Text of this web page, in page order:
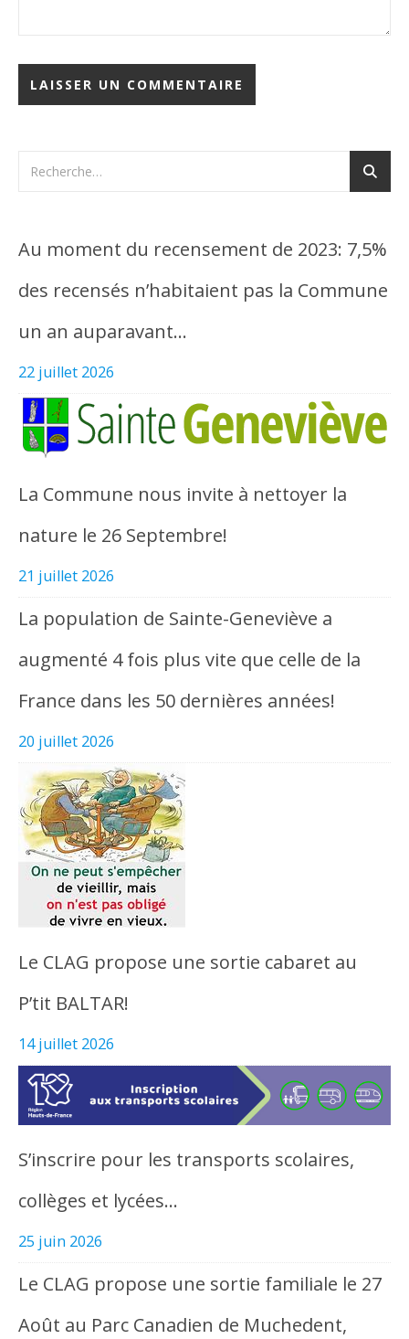
Au moment du recensement de 2023: 7,5%
des recensés n’habitaient pas la Commune
un an auparavant…
22 juillet 2026
La Commune nous invite à nettoyer la
nature le 26 Septembre!
21 juillet 2026
La population de Sainte-Geneviève a
augmenté 4 fois plus vite que celle de la
France dans les 50 dernières années!
20 juillet 2026
Le CLAG propose une sortie cabaret au
P’tit BALTAR!
14 juillet 2026
S’inscrire pour les transports scolaires,
collèges et lycées…
25 juin 2026
Le CLAG propose une sortie familiale le 27
Août au Parc Canadien de Muchedent,